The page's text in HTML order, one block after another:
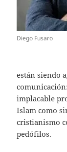
Diego Fusaro
están siendo
implacable
Islam como
cristianismo
pedófilos.